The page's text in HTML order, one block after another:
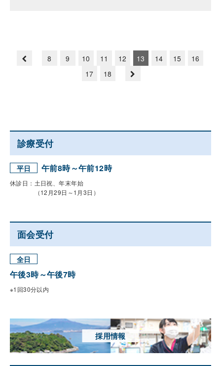
8 9 10 11 12 13 14 15
16
17
18
診療受付
平日 午前8時～午前12時
休診日：土日祝、年末年始
（12月29日～1月3日）
面会受付
全日
午後3時～午後7時
※1回30分以内
採用情報